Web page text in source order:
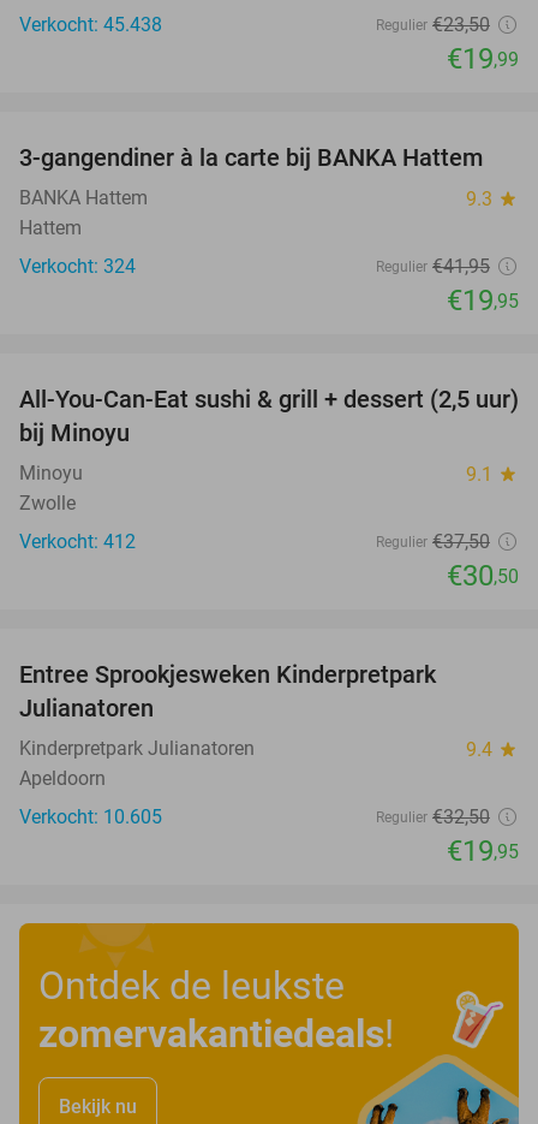
Verkocht: 45.438
Regulier €23,50
€19,99
52%
3-gangendiner à la carte bij BANKA Hattem
BANKA Hattem 9.3 star
Hattem
Verkocht: 324
Regulier €41,95
€19,95
19%
All-You-Can-Eat sushi & grill + dessert (2,5 uur)
bij Minoyu
Minoyu 9.1 star
Zwolle
Verkocht: 412
Regulier €37,50
€30,50
Entree Sprookjesweken Kinderpretpark
Julianatoren
Kinderpretpark Julianatoren 9.4 star
Apeldoorn
Verkocht: 10.605
Regulier €32,50
€19,95
Ontdek de leukste
zomervakantiedeals!
Bekijk nu